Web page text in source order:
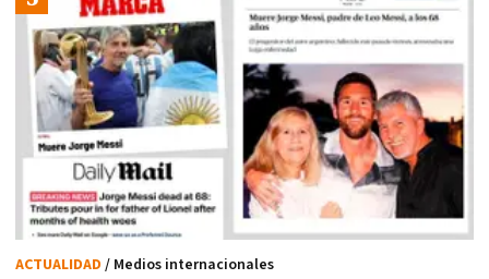
ACTUALIDAD / Medios internacionales